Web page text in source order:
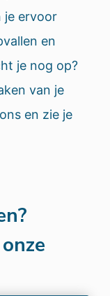
je ervoor
en
je nog op?
van je
en zie je